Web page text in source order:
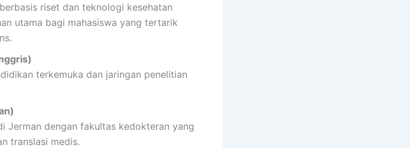
riset dan teknologi kesehatan
utama bagi mahasiswa yang tertarik
terkemuka dan jaringan penelitian
Jerman dengan fakultas kedokteran yang
translasi medis.